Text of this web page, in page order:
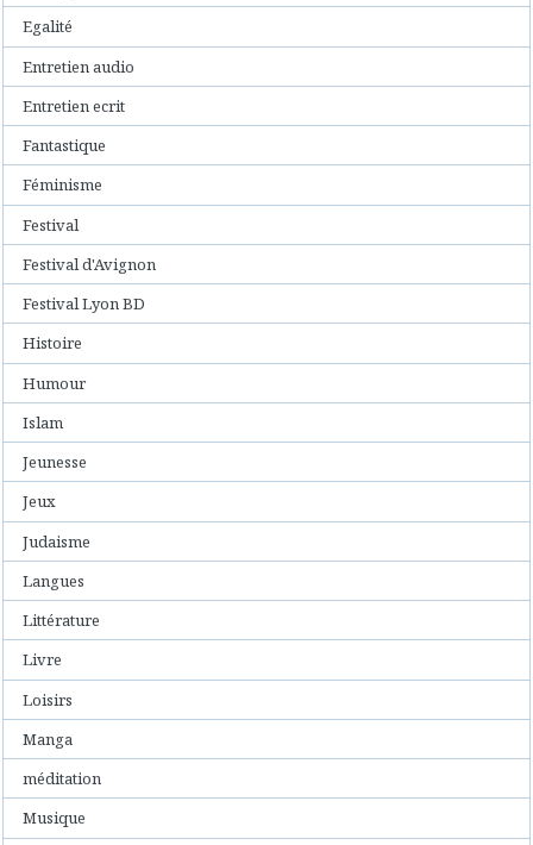
Egalité
Entretien audio
Entretien ecrit
Fantastique
Féminisme
Festival
Festival d'Avignon
Festival Lyon BD
Histoire
Humour
Islam
Jeunesse
Jeux
Judaisme
Langues
Littérature
Livre
Loisirs
Manga
méditation
Musique